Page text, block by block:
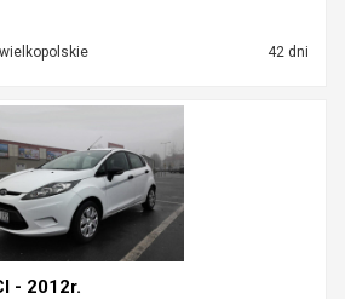
42 dni
- 2012r.